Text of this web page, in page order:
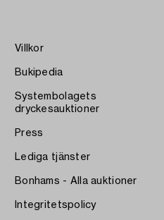
Villkor
Bukipedia
Systembolagets
dryckesauktioner
Press
Lediga tjänster
Bonhams - Alla auktioner
Integritetspolicy